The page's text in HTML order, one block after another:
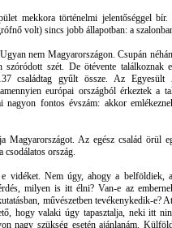
mekkora történelmi jelentőséggel bír.
volt) sincs jobb állapotban: a
nem Magyarországon. Csupán
szét. De ötévente találkoznak
családtag gyűlt össze. Az Egyesült
európai országból érkeztek a
nagyon fontos évszám: akkor
Magyarországot. Az egész család örül
csodálatos ország.
vidéket. Nem úgy, ahogy a belföldiek,
milyen is itt élni? Van-e az
művészetben tevékenykedik-e?
hogy valaki úgy tapasztalja, neki itt
nagy szükség esetén ajánlanám.